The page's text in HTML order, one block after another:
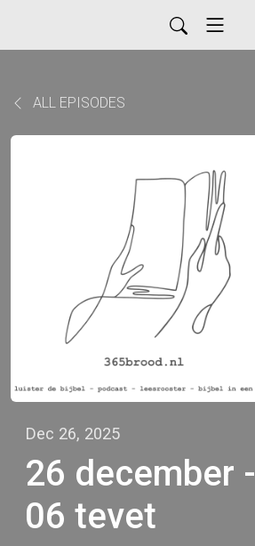
ALL EPISODES
Dec 26, 2025
26 december -
06 tevet